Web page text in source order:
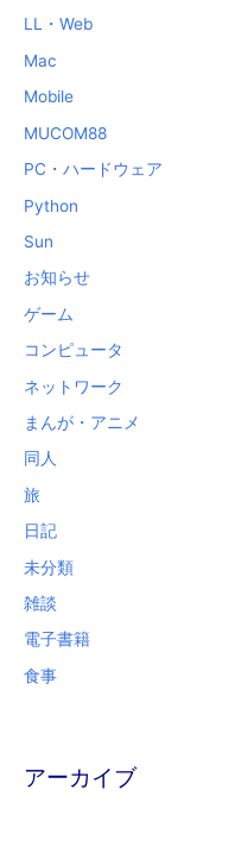
LL・Web
Mac
Mobile
MUCOM88
PC・ハードウェア
Python
Sun
お知らせ
ゲーム
コンピュータ
ネットワーク
まんが・アニメ
同人
旅
日記
未分類
雑談
電子書籍
食事
アーカイブ